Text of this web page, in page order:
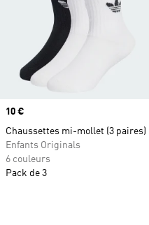
Prix
10 €
Chaussettes mi-mollet (3 paires)
Enfants Originals
6 couleurs
Pack de 3